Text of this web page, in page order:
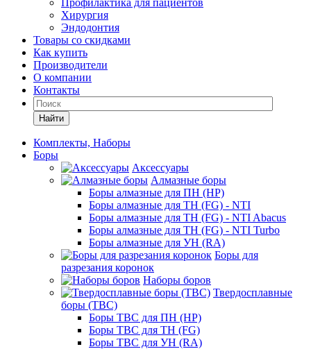
Профилактика для пациентов
Хирургия
Эндодонтия
Товары со скидками
Как купить
Производители
О компании
Контакты
Найти
Комплекты, Наборы
Боры
Аксессуары
Алмазные боры
Боры алмазные для ПН (HP)
Боры алмазные для ТН (FG) - NTI
Боры алмазные для ТН (FG) - NTI Abacus
Боры алмазные для ТН (FG) - NTI Turbo
Боры алмазные для УН (RA)
Боры для
разрезания коронок
Наборы боров
Твердосплавные
боры (ТВС)
Боры ТВС для ПН (HP)
Боры ТВС для ТН (FG)
Боры ТВС для УН (RA)